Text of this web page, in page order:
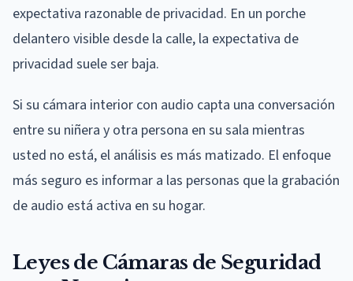
expectativa razonable de privacidad. En un porche
delantero visible desde la calle, la expectativa de
privacidad suele ser baja.
Si su cámara interior con audio capta una conversación
entre su niñera y otra persona en su sala mientras
usted no está, el análisis es más matizado. El enfoque
más seguro es informar a las personas que la grabación
de audio está activa en su hogar.
Leyes de Cámaras de Seguridad